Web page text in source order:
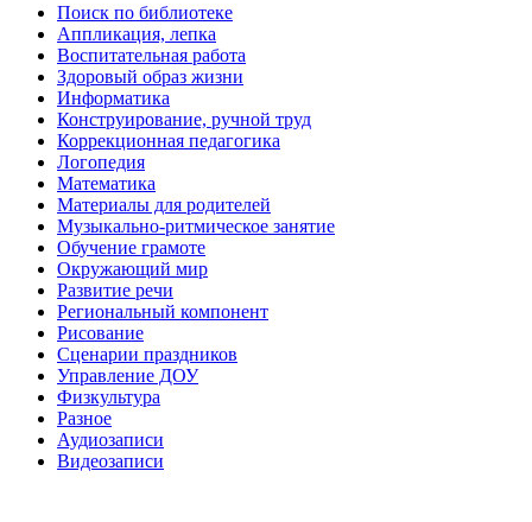
Поиск по библиотеке
Аппликация, лепка
Воспитательная работа
Здоровый образ жизни
Информатика
Конструирование, ручной труд
Коррекционная педагогика
Логопедия
Математика
Материалы для родителей
Музыкально-ритмическое занятие
Обучение грамоте
Окружающий мир
Развитие речи
Региональный компонент
Рисование
Сценарии праздников
Управление ДОУ
Физкультура
Разное
Аудиозаписи
Видеозаписи